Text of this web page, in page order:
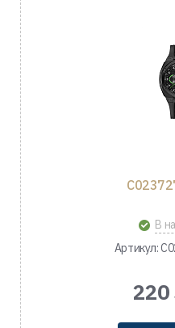
В
Артикул:
220